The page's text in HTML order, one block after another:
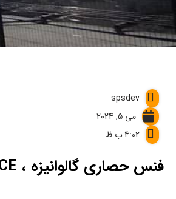
spsdev
می 5, 2024
4:02 ب.ظ
فنس حصاری گالوانیزه ، CHAIN LINK FENCE